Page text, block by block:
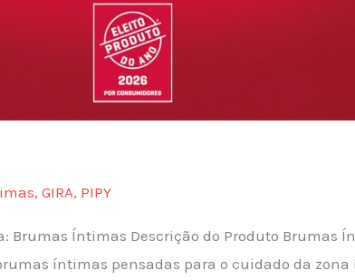
,GIRA, PIPY
Brumas Íntimas Descrição do Produto Brumas
íntimas pensadas para o cuidado da zona